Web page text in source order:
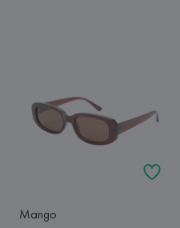
Mango